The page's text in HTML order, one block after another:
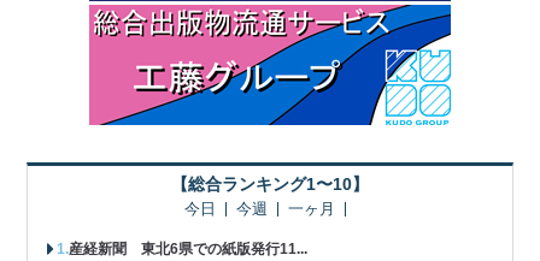
【総合ランキング1〜10】
今日 今週 一ヶ月
産経新聞 東北6県での紙版発行11...